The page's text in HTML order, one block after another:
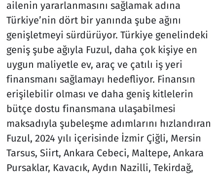
ailenin yararlanmasını sağlamak adına
Türkiye’nin dört bir yanında şube ağını
genişletmeyi sürdürüyor. Türkiye genelindeki
geniş şube ağıyla Fuzul, daha çok kişiye en
uygun maliyetle ev, araç ve çatılı iş yeri
finansmanı sağlamayı hedefliyor. Finansın
erişilebilir olması ve daha geniş kitlelerin
bütçe dostu finansmana ulaşabilmesi
maksadıyla şubeleşme adımlarını hızlandıran
Fuzul, 2024 yılı içerisinde İzmir Çiğli, Mersin
Tarsus, Siirt, Ankara Cebeci, Maltepe, Ankara
Pursaklar, Kavacık, Aydın Nazilli, Tekirdağ,